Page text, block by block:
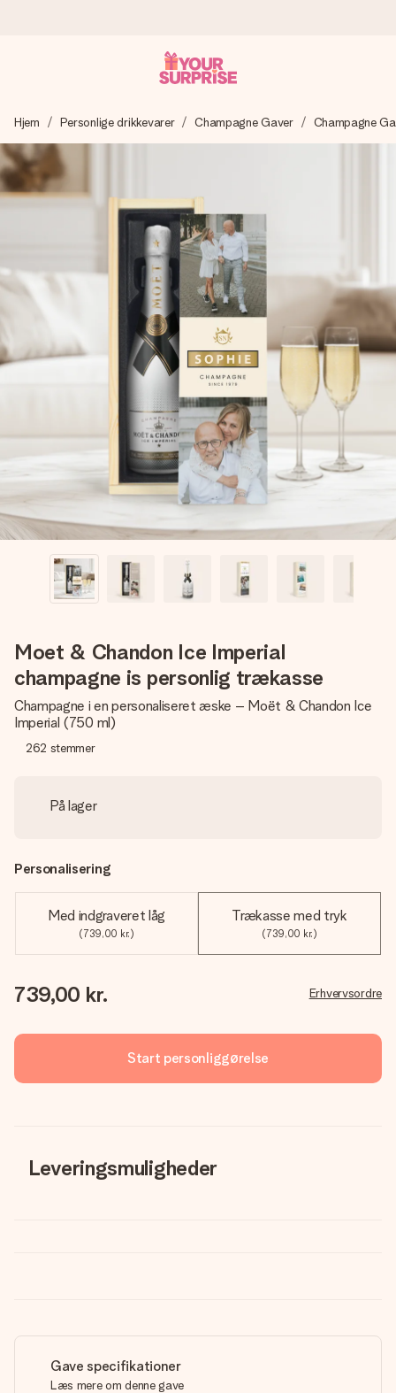
Vi laver din gave med omhu og sender den lynhurtigt – så
du kan give den på det helt rette tidspunkt, når den
betyder allermest.
4,7 (baseret på +15.000 anmeldelser)
Vores gaver inspirerer. Kunderne giver os 4,7 på Google
Reviews.
Gratis kort med hilsen
Lav noget særligt i blot få trin – med hendes navn, et
billede af dig eller en besked, der går lige i hendes hjerte.
Intet besvær men udelukkende en masse kærlighed i
Hjem Personlige drikkevarer Champagne Gaver Champagne
Moet & Chandon Ice Imperial
champagne is personlig trækasse
Champagne i en personaliseret æske – Moët & Chandon Ice
Imperial (750 ml)
262 stemmer
På lager
Personalisering
Med indgraveret låg
(739,00 kr.)
Trækasse med tryk
(739,00 kr.)
739,00 kr. Erhvervsordre
Start personliggørelse
Leveringsmuligheder
Gave specifikationer
Læs mere om denne gave